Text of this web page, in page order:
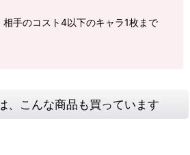
相手のコスト4以下のキャラ1枚まで
、こんな商品も買っています